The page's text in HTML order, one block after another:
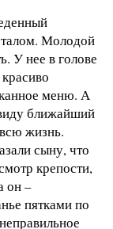
Молодой
У нее в голове
меню. А
ближайший
жизнь.
сыну, что
крепости,
он –
пятками по